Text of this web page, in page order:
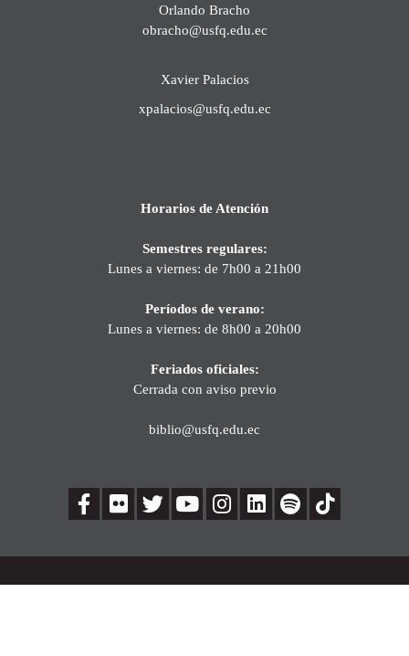
Orlando Bracho
obracho@usfq.edu.ec
Xavier Palacios
xpalacios@usfq.edu.ec
Horarios de Atención
Semestres regulares:
Lunes a viernes: de 7h00 a 21h00
Períodos de verano:
Lunes a viernes: de 8h00 a 20h00
Feriados oficiales:
Cerrada con aviso previo
biblio@usfq.edu.ec